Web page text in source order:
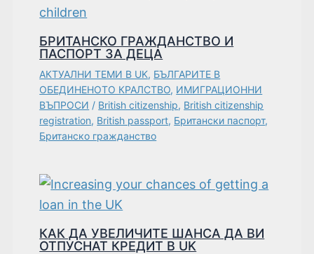
БРИТАНСКО ГРАЖДАНСТВО И
ПАСПОРТ ЗА ДЕЦА
АКТУАЛНИ ТЕМИ В UK, БЪЛГАРИТЕ В
ОБЕДИНЕНОТО КРАЛСТВО, ИМИГРАЦИОННИ
ВЪПРОСИ / British citizenship, British citizenship
registration, British passport, Британски паспорт,
Британско гражданство
КАК ДА УВЕЛИЧИТЕ ШАНСА ДА ВИ
ОТПУСНАТ КРЕДИТ В UK